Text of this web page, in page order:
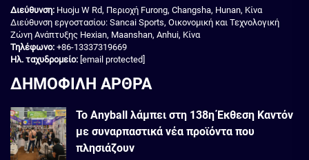
Διεύθυνση: Huoju W Rd, Περιοχή Furong, Changsha, Hunan, Κίνα
Διεύθυνση εργοστασίου: Sancai Sports, Οικονομική και Τεχνολογική
Ζώνη Ανάπτυξης Hexian, Maanshan, Anhui, Κίνα
Τηλέφωνο: +86-13337319669
Ηλ. ταχυδρομείο: [email protected]
ΔΗΜΟΦΙΛΗ ΑΡΘΡΑ
Το Anyball λάμπει στη 138η Έκθεση Καντόν
με συναρπαστικά νέα προϊόντα που
πλησιάζουν